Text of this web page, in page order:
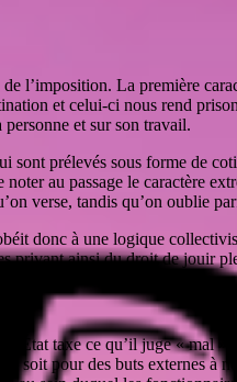
l’imposition. La première
et celui-ci nous rend
et sur son travail.
prélevés sous forme de
au passage le caractère
verse, tandis qu’on oublie
donc à une logique
privant ainsi du droit de jouir
taxe ce qu’il juge « mal
soit pour des buts externes